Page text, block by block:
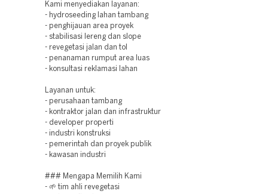
Kami menyediakan layanan:
- hydroseeding lahan tambang
- penghijauan area proyek
- stabilisasi lereng dan slope
- revegetasi jalan dan tol
- penanaman rumput area luas
- konsultasi reklamasi lahan
Layanan untuk:
- perusahaan tambang
- kontraktor jalan dan infrastruktur
- developer properti
- industri konstruksi
- pemerintah dan proyek publik
- kawasan industri
### Mengapa Memilih Kami
- 🌱 tim ahli revegetasi